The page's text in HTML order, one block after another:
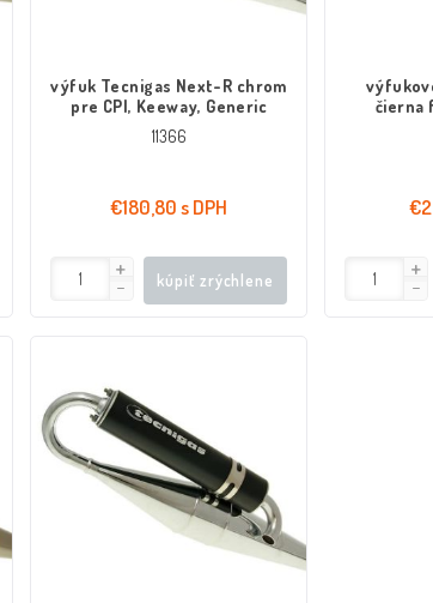
výfuk Tecnigas Next-R chrom
pre CPI, Keeway, Generic
11366
€180,80 s DPH
kúpiť zrýchlene
čierna